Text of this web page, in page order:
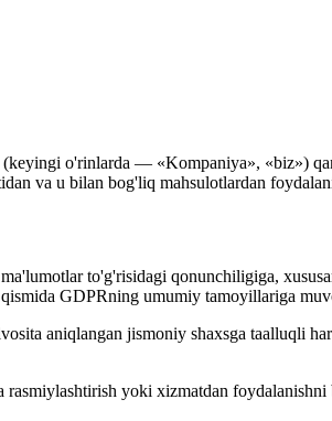
o'rinlarda — «Kompaniya», «biz»)
va u bilan bog'liq mahsulotlardan
to'g'risidagi qonunchiligiga,
GDPRning umumiy tamoyillariga
aniqlangan jismoniy shaxsga taalluqli
yoki xizmatdan